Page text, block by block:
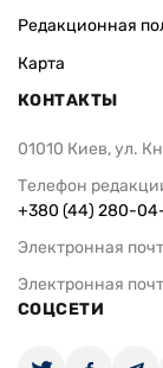
Редакционная
Карта
КОНТАКТЫ
01010 Киев, ул.
Телефон
+380 (44) 280-
Электронная
Электронная
СОЦСЕТИ